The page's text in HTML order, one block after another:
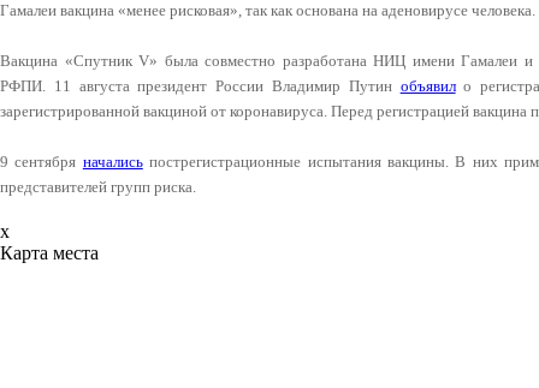
Гамалеи вакцина «менее рисковая», так как основана на аденовирусе человека.
Вакцина «Спутник V» была совместно разработана НИЦ имени Гамалеи
РФПИ. 11 августа президент России Владимир Путин объявило
зарегистрированной вакциной от коронавируса. Перед регистрацией
9 сентября началисьпострегистрационные испытания вакцины. В них
представителей групп риска.
x
Карта места